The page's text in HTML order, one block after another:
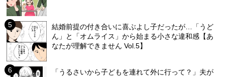
結婚前提の付き合いに喜ぶよし子だったが…「うど
ん」と「オムライス」から始まる小さな違和感【あ
なたが理解できません Vol.5】
「うるさいから子どもを連れて外に行って？」夫が